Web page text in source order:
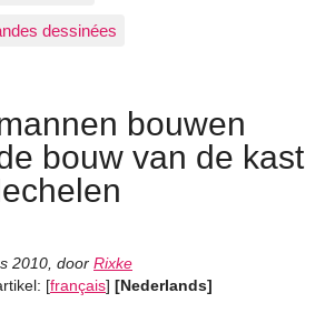
dessinées
bouwen
bouw van de kast
2010, door Rixke
[français] [Nederlands]